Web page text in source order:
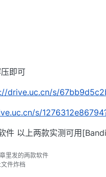
即可
drive.uc.cn/s/
s/
件 以上两款实测可用
里发的两款软件
件炸档